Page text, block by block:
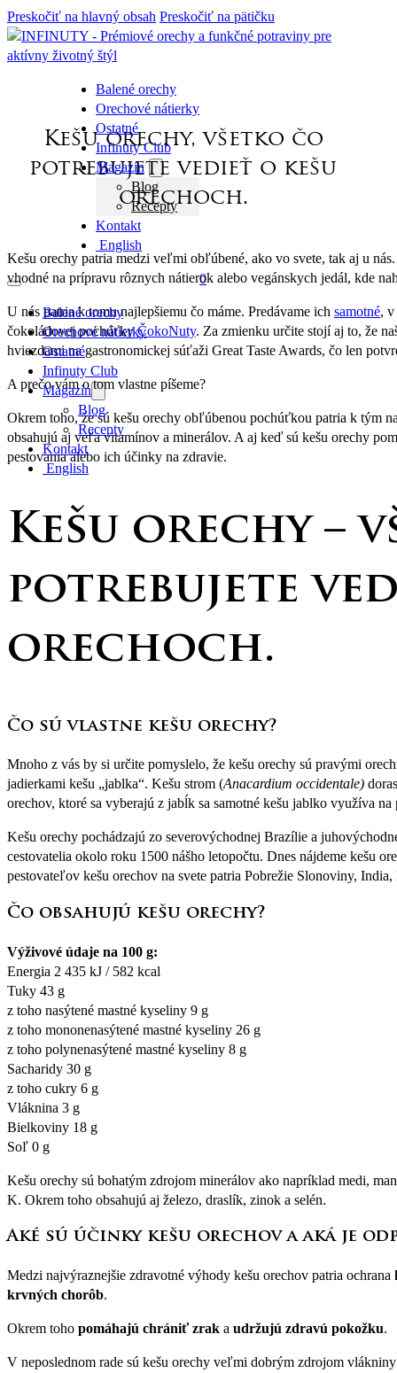
Preskočiť na hlavný obsah Preskočiť na pätičku
Balené orechy
Orechové nátierky
Ostatné
Infinuty Club
Magazín
Blog
Recepty
Kontakt
English
Balené orechy
Orechové nátierky
Ostatné
Infinuty Club
Magazín
Blog
Recepty
Kontakt
English
0
Kešu orechy, všetko čo
potrebujete vedieť o kešu
orechoch.
Kešu orechy patria medzi veľmi obľúbené, ako vo svete, tak aj u
vhodné na prípravu rôznych nátierok alebo vegánskych jedál, kde
U nás patria k tomu najlepšiemu čo máme. Predávame ich samotné,
čokoládovej pochúťkyČokoNuty. Za zmienku určite stojí aj to, že
hviezdami na gastronomickej súťaži Great Taste Awards, čo len
A prečo vám o tom vlastne píšeme?
Okrem toho, že sú kešu orechy obľúbenou pochúťkou patria k tým
obsahujú aj veľa vitamínov a minerálov. A aj keď sú kešu orechy
pestovania alebo ich účinky na zdravie.
Kešu orechy –
potrebujete
orechoch.
Čo sú vlastne kešu orechy?
Mnoho z vás by si určite pomyslelo, že kešu orechy sú pravými
jadierkami kešu „jablka“. Kešu strom (Anacardium occidentale)
orechov, ktoré sa vyberajú z jabĺk sa samotné kešu jablko využíva
Kešu orechy pochádzajú zo severovýchodnej Brazílie a
cestovatelia okolo roku 1500 nášho letopočtu. Dnes nájdeme kešu
pestovateľov kešu orechov na svete patria Pobrežie Slonoviny,
Čo obsahujú kešu orechy?
Výživové údaje na 100 g:
Energia 2 435 kJ / 582 kcal
Tuky 43 g
z toho nasýtené mastné kyseliny 9 g
z toho mononenasýtené mastné kyseliny 26 g
z toho polynenasýtené mastné kyseliny 8 g
Sacharidy 30 g
z toho cukry 6 g
Vláknina 3 g
Bielkoviny 18 g
Soľ 0 g
Kešu orechy sú bohatým zdrojom minerálov ako napríklad medi,
K. Okrem toho obsahujú aj železo, draslík, zinok a selén.
Aké sú účinky kešu orechov a aká je
Medzi najvýraznejšie zdravotné výhody kešu orechov patria ochrana
krvných chorôb.
Okrem toho pomáhajú chrániť zrak a udržujú zdravú pokožku.
V neposlednom rade sú kešu orechy veľmi dobrým zdrojom